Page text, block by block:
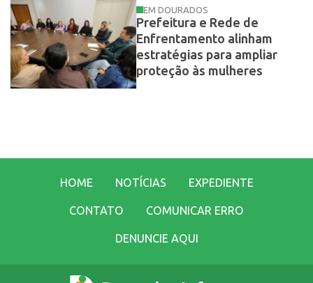
EM DOURADOS
Prefeitura e Rede de
Enfrentamento alinham
estratégias para ampliar
proteção às mulheres
HOME NOTÍCIAS EXPEDIENTE
CONTATO COMUNICAR ERRO
DENUNCIE AQUI